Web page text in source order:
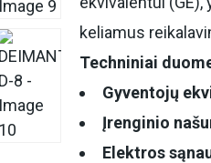
keliamus
Techniniai
Gyventojų
Įrenginio
Elektros